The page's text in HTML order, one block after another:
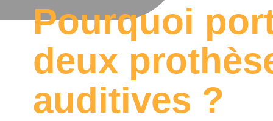
Pourquoi
deux
auditives ?